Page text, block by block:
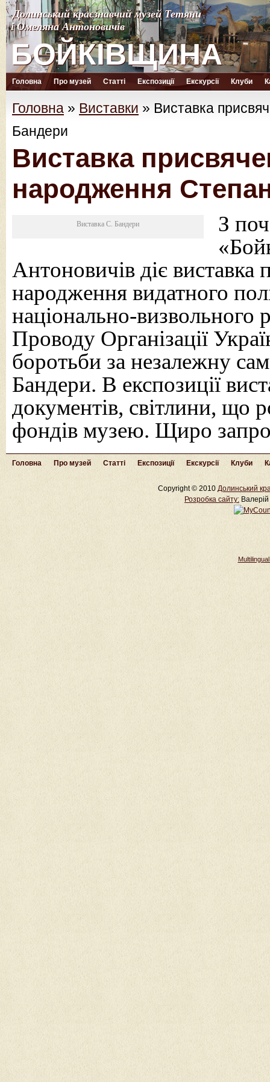
Долинський краєзнавчий музей Тетяни
і Омеляна Антоновичів
БОЙКІВЩИНА
Долинський краєзнавчий музей Тетяни
і Омеляна Антоновичів
БОЙКІВЩИНА
Головна Про музей Статті Експозиції Екскурсії Клуби
Головна » Виставки » Виставка
Бандери
Виставка
народження
Виставка С. Бандери
З
Антоновичів діє виставка
народження видатного
національно-визвольного
Проводу Організації
боротьби за незалежну
Бандери. В експозиції
документів, світлини, що
фондів музею. Щиро
Головна Про музей Статті Експозиції Екскурсії Клуби
Copyright © 2010 Долинський
Розробка cайту: